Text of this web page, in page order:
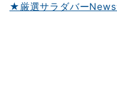
★厳選サラダバー